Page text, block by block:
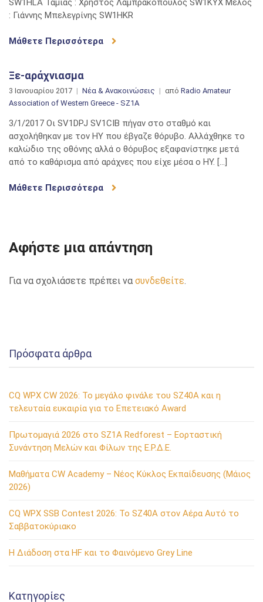
SW1HLA Ταμίας : Χρήστος Λαμπρακόπουλος SW1KYX Μέλος
: Γιάννης Μπελεγρίνης SW1HKR
Μάθετε Περισσότερα
Ξε-αράχνιασμα
3 Ιανουαρίου 2017 Νέα & Ανακοινώσεις από Radio Amateur
Association of Western Greece - SZ1A
3/1/2017 Οι SV1DPJ SV1CIB πήγαν στο σταθμό και
ασχολήθηκαν με τον ΗΥ που έβγαζε θόρυβο. Αλλάχθηκε το
καλώδιο της οθόνης αλλά ο θόρυβος εξαφανίστηκε μετά
από το καθάρισμα από αράχνες που είχε μέσα ο ΗΥ. […]
Μάθετε Περισσότερα
Αφήστε μια απάντηση
Για να σχολιάσετε πρέπει να συνδεθείτε.
Πρόσφατα άρθρα
CQ WPX CW 2026: Το μεγάλο φινάλε του SZ40A και η
τελευταία ευκαιρία για το Επετειακό Award
Πρωτομαγιά 2026 στο SZ1A Redforest – Εορταστική
Συνάντηση Μελών και Φίλων της Ε.Ρ.Δ.Ε.
Μαθήματα CW Academy – Νέος Κύκλος Εκπαίδευσης (Μάιος
2026)
CQ WPX SSB Contest 2026: Το SZ40A στον Αέρα Αυτό το
Σαββατοκύριακο
Η Διάδοση στα HF και το Φαινόμενο Grey Line
Kατηγορίες